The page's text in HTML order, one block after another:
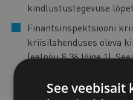
kindlustustegevuse
Finantsinspektsiooni
kriisilahenduses oleva
(eelnõu § 36 lõige 1).
olema
jätkama
See veebisait